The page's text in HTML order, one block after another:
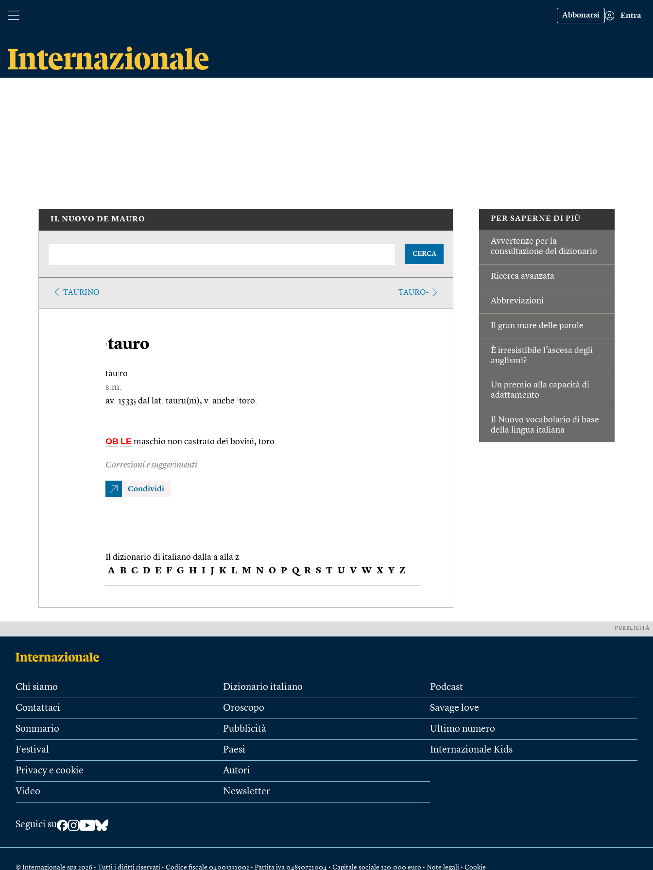
Abbonarsi Entra
PER SAPERNE DI PIÙ
Avvertenze per la
consultazione del dizionario
Ricerca avanzata
Abbreviazioni
Il gran mare delle parole
È irresistibile l’ascesa degli
anglismi?
Un premio alla capacità di
adattamento
Il Nuovo vocabolario di base
della lingua italiana
IL NUOVO DE MAURO
CERCA
TAURINO TAURO-
1tauro
tàu ro
s.m.
av. 1533; dal lat. tauru(m), v. anche 1toro.
OB LE maschio non castrato dei bovini, toro
Correzioni e suggerimenti
Condividi
Il dizionario di italiano dalla a alla z
A B C D E F G H I J K L M N O P Q R S T U V W X Y Z
PUBBLICITÀ
Chi siamo
Contattaci
Sommario
Festival
Privacy e cookie
Video
Dizionario italiano
Oroscopo
Pubblicità
Paesi
Autori
Newsletter
Podcast
Savage love
Ultimo numero
Internazionale Kids
Seguici su
© Internazionale spa 2026 • Tutti i diritti riservati • Codice fiscale 04003131002 • Partita iva 04850721004 • Capitale sociale 120.000 euro • Note legali • Cookie